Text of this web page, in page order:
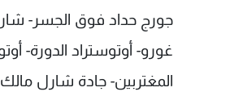
جورج حداد فوق الجسر-
غورو- أوتوستراد الدورة-
المغتربين- جادة شارل